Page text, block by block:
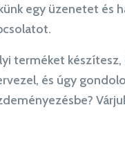
egy üzenetet és
terméket
és úgy